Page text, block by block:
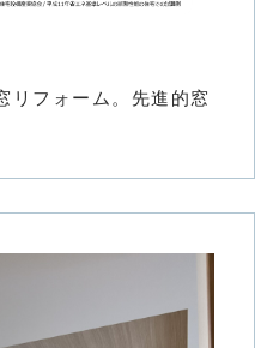
リフォーム。先進的窓